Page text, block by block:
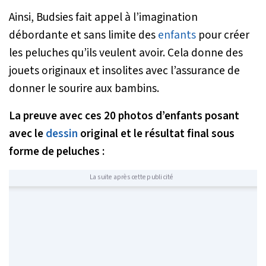
Ainsi, Budsies fait appel à l’imagination
débordante et sans limite desenfants pour créer
les peluches qu’ils veulent avoir. Cela donne des
jouets originaux et insolites avec l’assurance de
donner le sourire aux bambins.
La preuve avec ces 20 photos d’enfants posant
avec ledessin original et le résultat final sous
forme de peluches :
La suite après cette publicité